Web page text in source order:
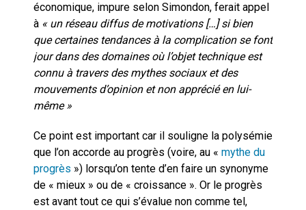
économique, impure selon Simondon, ferait appel
à « un réseau diffus de motivations […] si bien
que certaines tendances à la complication se font
jour dans des domaines où l’objet technique est
connu à travers des mythes sociaux et des
mouvements d’opinion et non apprécié en lui-
même »
Ce point est important car il souligne la polysémie
que l’on accorde au progrès (voire, au « mythe du
progrès ») lorsqu’on tente d’en faire un synonyme
de « mieux » ou de « croissance ». Or le progrès
est avant tout ce qui s’évalue non comme tel,